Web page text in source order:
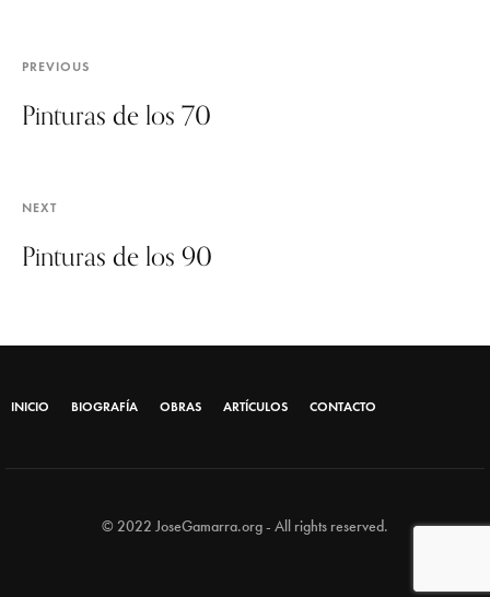
PREVIOUS
Pinturas de los 70
NEXT
Pinturas de los 90
INICIO BIOGRAFÍA OBRAS ARTÍCULOS CONTACTO
© 2022 JoseGamarra.org - All rights reserved.